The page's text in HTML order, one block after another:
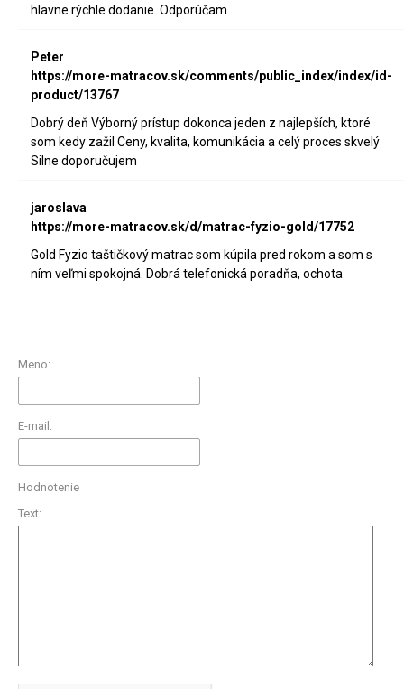
hlavne rýchle dodanie. Odporúčam.
Peter
https://more-matracov.sk/comments/public_index/index/id-
product/13767
Dobrý deň Výborný prístup dokonca jeden z najlepších, ktoré
som kedy zažil Ceny, kvalita, komunikácia a celý proces skvelý
Silne doporučujem
jaroslava
https://more-matracov.sk/d/matrac-fyzio-gold/17752
Gold Fyzio taštičkový matrac som kúpila pred rokom a som s
ním veľmi spokojná. Dobrá telefonická poradňa, ochota
Meno:
E-mail:
Hodnotenie
Text: